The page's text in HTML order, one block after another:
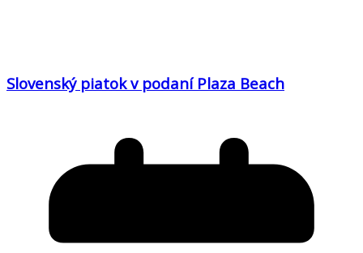
Slovenský piatok v podaní Plaza Beach